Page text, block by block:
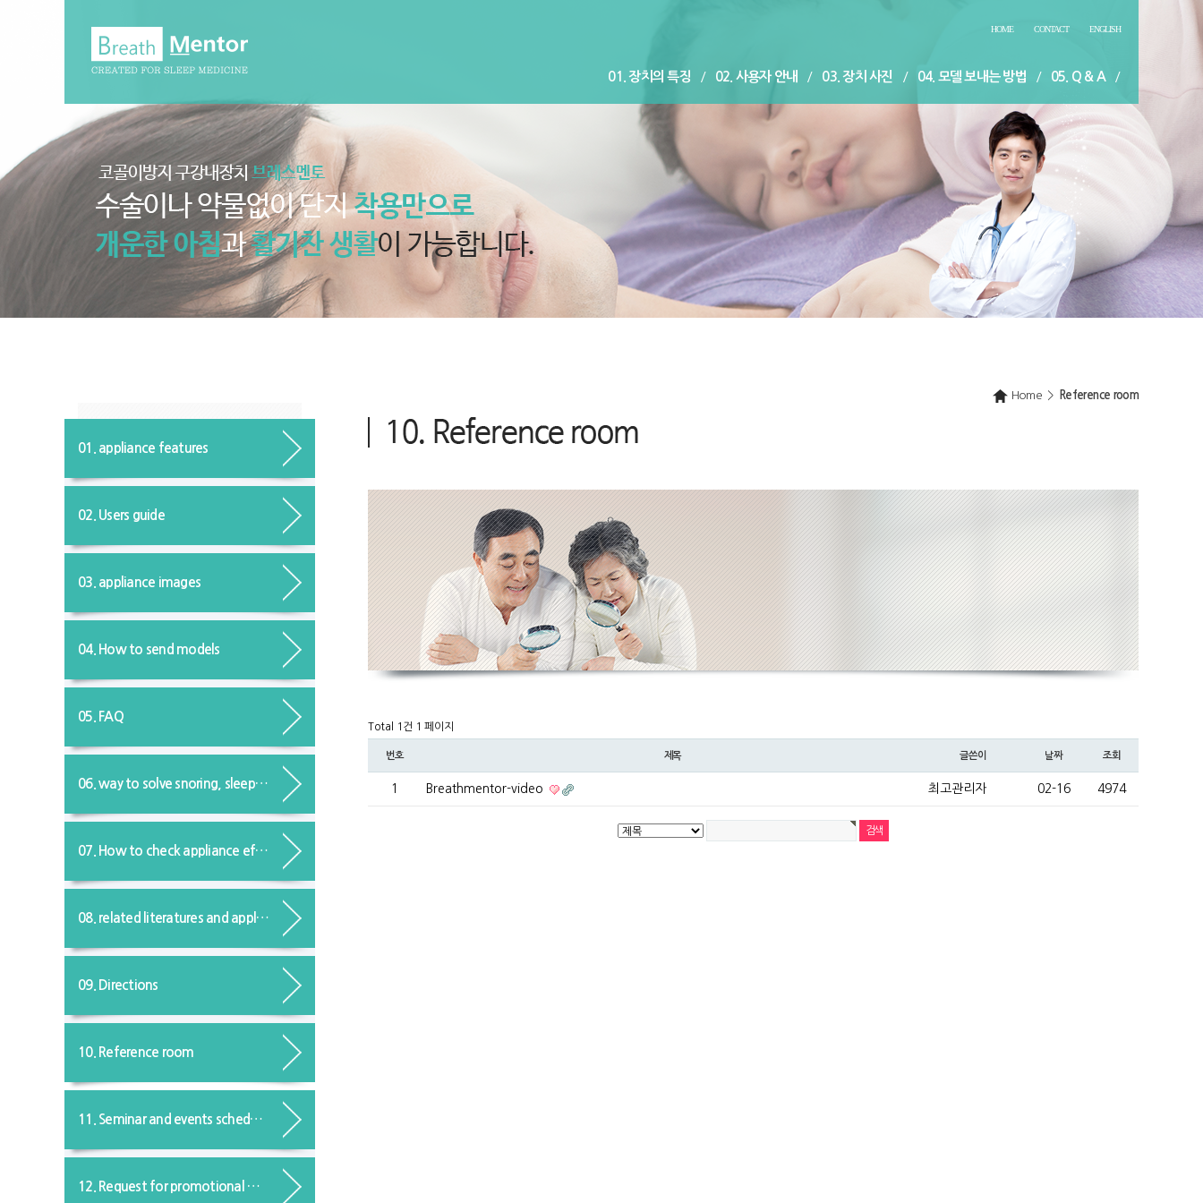
HOME CONTACT ENGLISH
01. 장치의 특징 / 02. 사용자 안내 / 03. 장치 사진 / 04. 모델 보내는 방법 / 05. Q & A /
06. 수면무호흡, 코골이 해결방안 / 07. 장치효과 사전 확인방법 / 08. 관련 문헌과 어플리케이션 / 09. 오시는 길 /
10. 자료실 / 11. 세미나 및 행사일정 안내 / 12. 홍보자료 요청
01. appliance features
02. Users guide
03. appliance images
04. How to send models
05. FAQ
06. way to solve snoring, sleep apnea
07. How to check appliance effects in advance
08. related literatures and applications
09. Directions
10. Reference room
11. Seminar and events schedule guide
12. Request for promotional materials
Home > Reference room
Total 1건 1 페이지
번호 제목 글쓴이 날짜 조회
1 Breathmentor-video 최고관리자 02-16 4974